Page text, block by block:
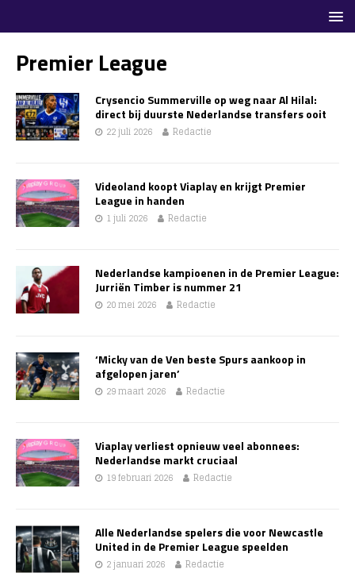
Premier League
Crysencio Summerville op weg naar Al Hilal:
direct bij duurste Nederlandse transfers ooit
22 juli 2026 Redactie
Videoland koopt Viaplay en krijgt Premier
League in handen
1 juli 2026 Redactie
Nederlandse kampioenen in de Premier League:
Jurriën Timber is nummer 21
20 mei 2026 Redactie
‘Micky van de Ven beste Spurs aankoop in
afgelopen jaren’
29 maart 2026 Redactie
Viaplay verliest opnieuw veel abonnees:
Nederlandse markt cruciaal
19 februari 2026 Redactie
Alle Nederlandse spelers die voor Newcastle
United in de Premier League speelden
2 januari 2026 Redactie